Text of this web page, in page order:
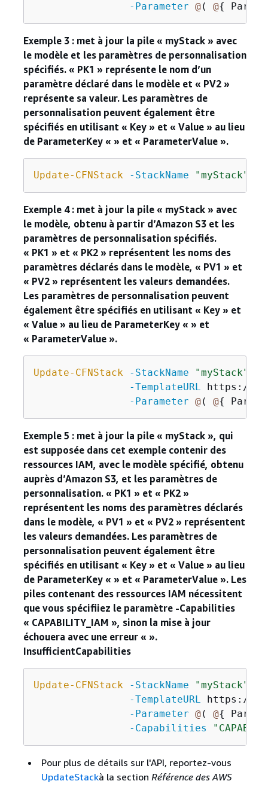
-Parameter @( @{
Exemple 3 : met à jour la pile « myStack » avec
le modèle et les paramètres de personnalisation
spécifiés. « PK1 » représente le nom d’un
paramètre déclaré dans le modèle et « PV2 »
représente sa valeur. Les paramètres de
personnalisation peuvent également être
spécifiés en utilisant « Key » et « Value » au lieu
de ParameterKey « » et « ParameterValue ».
Update-CFNStack -StackName "myStack"
Exemple 4 : met à jour la pile « myStack » avec
le modèle, obtenu à partir d’Amazon S3 et les
paramètres de personnalisation spécifiés.
« PK1 » et « PK2 » représentent les noms des
paramètres déclarés dans le modèle, « PV1 » et
« PV2 » représentent les valeurs demandées.
Les paramètres de personnalisation peuvent
également être spécifiés en utilisant « Key » et
« Value » au lieu de ParameterKey « » et
« ParameterValue ».
Update-CFNStack -StackName "myStack"
-TemplateURL https://
-Parameter @( @{
Exemple 5 : met à jour la pile « myStack », qui
est supposée dans cet exemple contenir des
ressources IAM, avec le modèle spécifié, obtenu
auprès d’Amazon S3, et les paramètres de
personnalisation. « PK1 » et « PK2 »
représentent les noms des paramètres déclarés
dans le modèle, « PV1 » et « PV2 » représentent
les valeurs demandées. Les paramètres de
personnalisation peuvent également être
spécifiés en utilisant « Key » et « Value » au lieu
de ParameterKey « » et « ParameterValue ». Les
piles contenant des ressources IAM nécessitent
que vous spécifiiez le paramètre -Capabilities
« CAPABILITY_IAM », sinon la mise à jour
échouera avec une erreur « ».
InsufficientCapabilities
Update-CFNStack -StackName "myStack"
-TemplateURL https://
-Parameter @( @{
-Capabilities
Pour plus de détails sur l'API, reportez-vous
UpdateStackà la section Référence des AWS